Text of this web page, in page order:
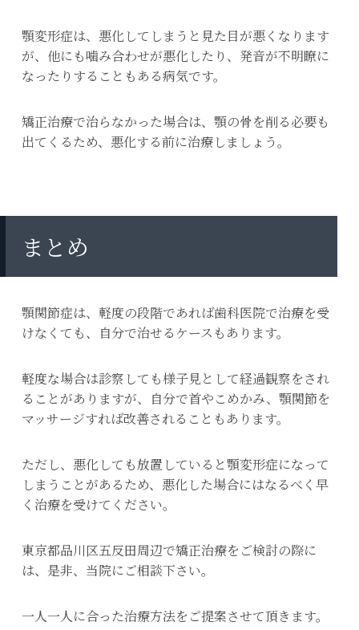
顎変形症は、悪化してしまうと見た目が悪くなります
が、他にも噛み合わせが悪化したり、発音が不明瞭に
なったりすることもある病気です。
矯正治療で治らなかった場合は、顎の骨を削る必要も
出てくるため、悪化する前に治療しましょう。
まとめ
顎関節症は、軽度の段階であれば歯科医院で治療を受
けなくても、自分で治せるケースもあります。
軽度な場合は診察しても様子見として経過観察をされ
ることがありますが、自分で首やこめかみ、顎関節を
マッサージすれば改善されることもあります。
ただし、悪化しても放置していると顎変形症になって
しまうことがあるため、悪化した場合にはなるべく早
く治療を受けてください。
東京都品川区五反田周辺で矯正治療をご検討の際に
は、是非、当院にご相談下さい。
一人一人に合った治療方法をご提案させて頂きます。